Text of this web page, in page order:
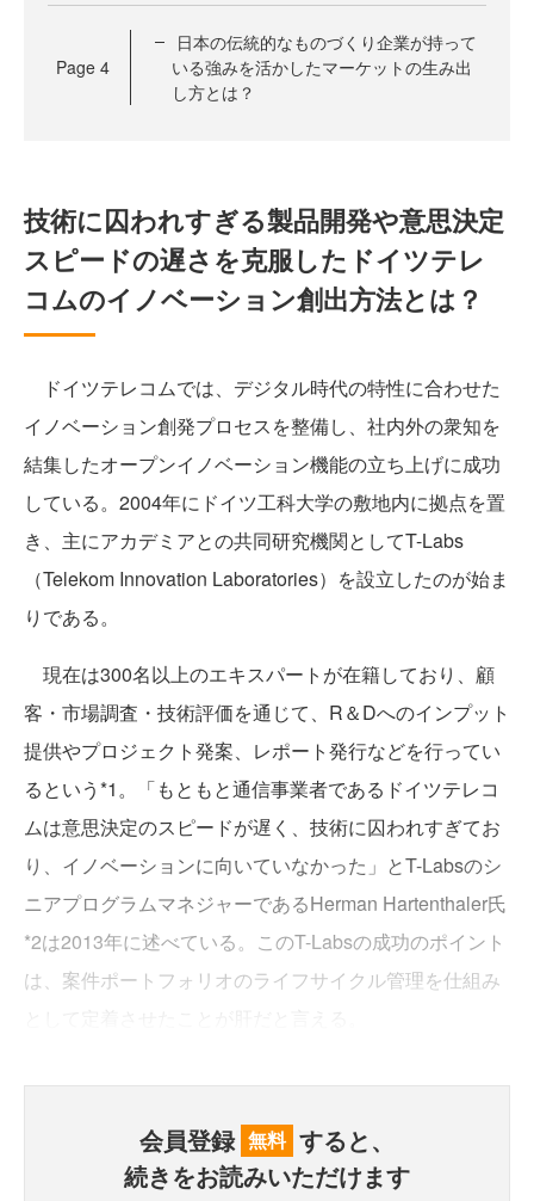
Page 4
日本の伝統的なものづくり企業が持って
いる強みを活かしたマーケットの生み出
し方とは？
技術に囚われすぎる製品開発や意思決定
スピードの遅さを克服したドイツテレ
コムのイノベーション創出方法とは？
ドイツテレコムでは、デジタル時代の特性に合わせた
イノベーション創発プロセスを整備し、社内外の衆知を
結集したオープンイノベーション機能の立ち上げに成功
している。2004年にドイツ工科大学の敷地内に拠点を置
き、主にアカデミアとの共同研究機関としてT-Labs
（Telekom Innovation Laboratories）を設立したのが始ま
りである。
現在は300名以上のエキスパートが在籍しており、顧
客・市場調査・技術評価を通じて、R＆Dへのインプット
提供やプロジェクト発案、レポート発行などを行ってい
るという*1。「もともと通信事業者であるドイツテレコ
ムは意思決定のスピードが遅く、技術に囚われすぎてお
り、イノベーションに向いていなかった」とT-Labsのシ
ニアプログラムマネジャーであるHerman Hartenthaler氏
*2は2013年に述べている。このT-Labsの成功のポイント
は、案件ポートフォリオのライフサイクル管理を仕組み
会員登録 無料 すると、
続きをお読みいただけます